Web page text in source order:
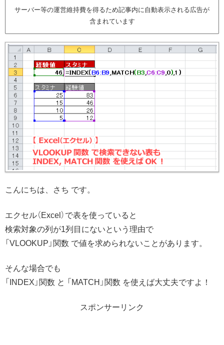
サーバー等の運営維持費を得るため記事内に自動表示される広告が
含まれています
こんにちは、さち です。
エクセル（Excel）で表を使っていると
検索対象の列が1列目にないという理由で
「VLOOKUP」関数 で値を求められないことがあります。
そんな場合でも
「INDEX」関数 と 「MATCH」関数 を使えば大丈夫ですよ！
スポンサーリンク